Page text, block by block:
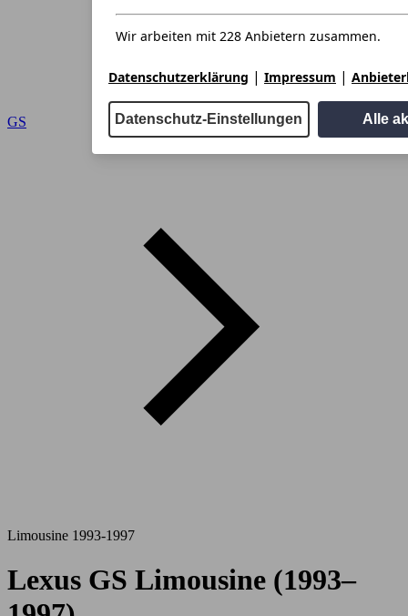
GS
Limousine 1993-1997
Lexus GS Limousine (1993–
Wir arbeiten mit 228 Anbietern zusammen.
Datenschutzerklärung | Impressum |
Datenschutz-Einstellungen Alle